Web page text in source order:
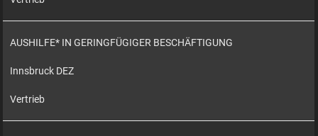
AUSHILFE* IN GERINGFÜGIGER BESCHÄFTIGUNG
Innsbruck DEZ
Vertrieb